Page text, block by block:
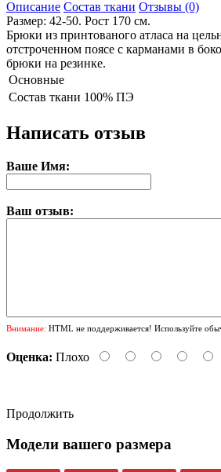
Описание Состав ткани Отзывы (0)
Размер: 42-50. Рост 170 см.
Брюки из принтованого атласа на
отстроченном поясе с карманами в
брюки на резинке.
Основные
Состав ткани 100% ПЭ
Написать отзыв
Ваше Имя:
Ваш отзыв:
Внимание: HTML не поддерживается! Используйте
Оценка: Плохо
Продолжить
Модели вашего размера